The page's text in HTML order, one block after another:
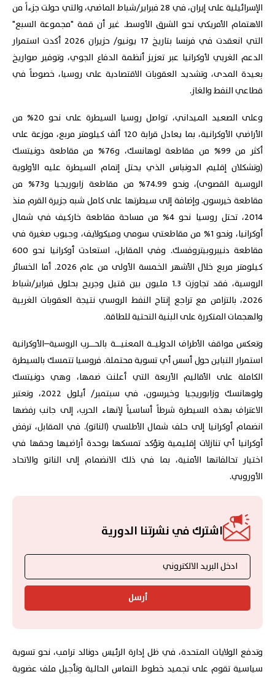
الإسرائيلية على إيران، في 28 فبراير/شباط الماضي، والتي حولت جزءاً من
الاهتمام الأمريكي نحو الشرق الأوسط. غير أن قمة "مجموعة السبع"
التي انعقدت في فرنسا بتاريخ 17 يونيو/ حزيران 2026 أكدت استمرار
الدعم الغربي لأوكرانيا عبر تعزيز أنظمة الدفاع الجوي، وتوفير صواريخ
بعيدة المدى، وتشديد العقوبات الاقتصادية على روسيا، خصوصاً في
قطاعي النفط والغاز.
وعلى الصعيد الميداني، تواصل روسيا السيطرة على نحو 20% من
الأراضي الأوكرانية، بما يعادل قرابة 120 ألف كيلومتر مربع، موزعة على
أكثر من 99% من مقاطعة لوهانسك، و76% من مقاطعة دونيتسك
(وتشكلان إقليم الدونباس الذي يحتل إتمام السيطرة عليه الأولوية
الروسية القصوى)، ونحو 74.99% من مقاطعة زابوريجيا و73% من
مقاطعة خيرسون. وإضافة إلى سيطرتها على كامل شبه جزيرة القرم منذ
2014، تحتل روسيا نحو 4% من مساحة مقاطعة خاركيف في شمال
أوكرانيا، ونحو 1% من مقاطعتي سومي وميكولايف، وجيوب صغيرة في
مقاطعة دنيبروبيتروفسك. وفي المقابل، استعادت أوكرانيا نحو 600
كيلومتر مربع خلال الأشهر الخمسة الأولى من عام 2026. أما الخسائر
الروسية، فقد تجاوزت 1.3 مليون بين قتيل وجريح بحلول فبراير/شباط
2026، بالتزامن مع تراجع إنتاج النفط الروسي نتيجة العقوبات الغربية
والهجمات المتكررة على البنية التحتية للطاقة.
وتعكس مواقف الأطراف الدوليــة المعنيـــة بالحـــرب الروسية–الأوكرانية
استمرار التباين حول أسس أي تسوية محتملة. فروسيا تتمسك بالسيطرة
الكاملة على الأقاليم الأربعة التي أعلنت ضمها، وهي دونيتسك
ولوهانسك وزابوريجيا وخيرسون، في سبتمبر/ أيلول 2022، وتعتبر
الاعتراف بهذه السيطرة شرطاً أساسياً لإنهاء الحرب، إلى جانب رفضها
انضمام أوكرانيا إلى حلف شمال الأطلسي (الناتو). في المقابل، ترفض
أوكرانيا أي تنازلات إقليمية وتؤكد تمسكها بوحدة أراضيها وحقها في
اختيار تحالفاتها الأمنية، بما في ذلك الانضمام إلى الناتو والاتحاد
الأوروبي.
اشترك في نشرتنا الدورية
أرسل
وتدفع الولايات المتحدة، في ظل إدارة الرئيس دونالد ترامب، نحو تسوية
سياسية تقوم على تجميد خطوط التماس الحالية وتأجيل ملف عضوية